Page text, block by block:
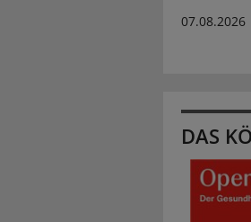
07.08.2026
DAS